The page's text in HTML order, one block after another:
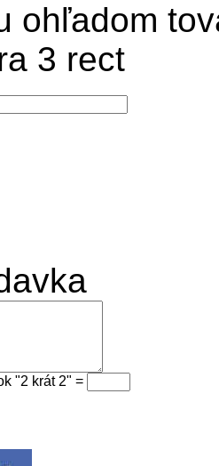
ohľadom
3 rect
"2 krát 2" =